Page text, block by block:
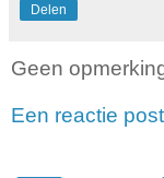
Delen
Geen
Een reactie